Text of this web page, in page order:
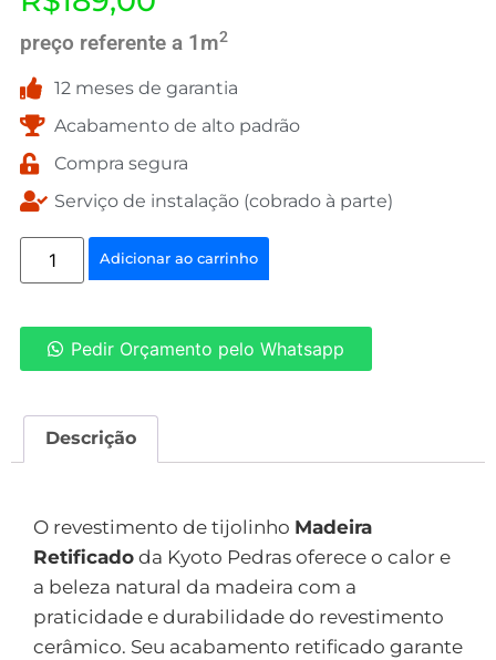
preço referente a 1m2
12 meses de garantia
Acabamento de alto padrão
Compra segura
Serviço de instalação (cobrado à parte)
Adicionar ao carrinho
Pedir Orçamento pelo Whatsapp
Descrição
O revestimento de tijolinho Madeira
Retificado da Kyoto Pedras oferece o calor e
a beleza natural da madeira com a
praticidade e durabilidade do revestimento
cerâmico. Seu acabamento retificado garante